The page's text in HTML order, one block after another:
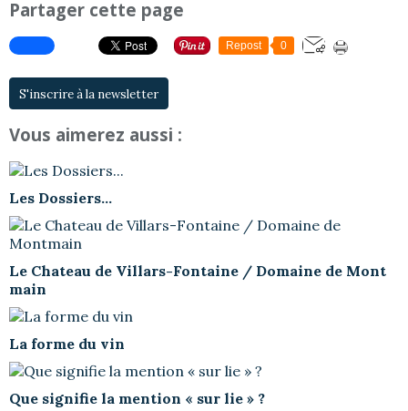
Partager cette page
Repost 0
S'inscrire à la newsletter
Vous aimerez aussi :
Les Dossiers...
Le Chateau de Villars-Fontaine / Domaine de Mont
main
La forme du vin
Que signifie la mention « sur lie » ?